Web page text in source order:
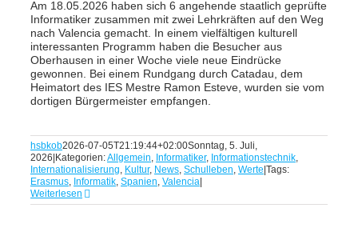
Am 18.05.2026 haben sich 6 angehende staatlich geprüfte
Informatiker zusammen mit zwei Lehrkräften auf den Weg
nach Valencia gemacht. In einem vielfältigen kulturell
interessanten Programm haben die Besucher aus
Oberhausen in einer Woche viele neue Eindrücke
gewonnen. Bei einem Rundgang durch Catadau, dem
Heimatort des IES Mestre Ramon Esteve, wurden sie vom
dortigen Bürgermeister empfangen.
hsbkob2026-07-05T21:19:44+02:00Sonntag, 5. Juli,
2026 Kategorien:Allgemein, Informatiker, Informationstechnik,
Internationalisierung, Kultur, News, Schulleben, Werte Tags:
Erasmus, Informatik, Spanien, Valencia
Weiterlesen